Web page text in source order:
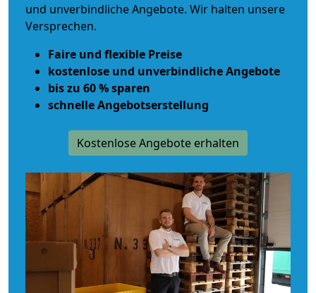
und unverbindliche Angebote. Wir halten unsere
Versprechen.
Faire und flexible Preise
kostenlose und unverbindliche Angebote
bis zu 60 % sparen
schnelle Angebotserstellung
Kostenlose Angebote erhalten